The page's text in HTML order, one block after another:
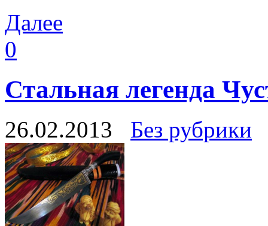
Далее
0
Стальная легенда
26.02.2013 Без рубрики